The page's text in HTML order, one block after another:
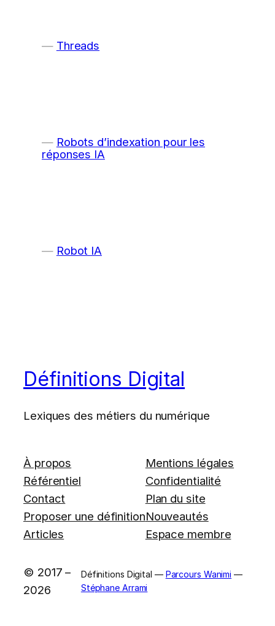
Threads
Robots d’indexation pour les
réponses IA
Robot IA
Définitions Digital
Lexiques des métiers du numérique
À propos
Référentiel
Contact
Proposer une définition
Articles
Mentions légales
Confidentialité
Plan du site
Nouveautés
Espace membre
© 2017 –
2026
Définitions Digital — Parcours Wanimi —
Stéphane Arrami